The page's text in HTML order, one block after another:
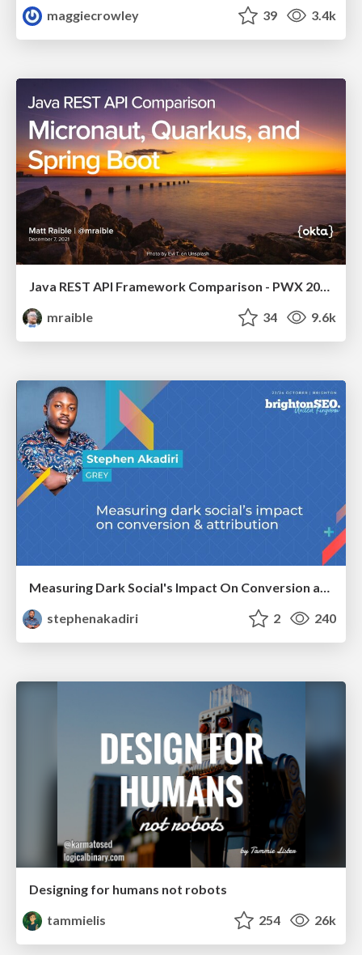
maggiecrowley
39 3.4k
Java REST API Framework Comparison - PWX 2021
mraible
34 9.6k
Measuring Dark Social's Impact On Conversion and Attribution
stephenakadiri
2 240
Designing for humans not robots
tammielis
254 26k